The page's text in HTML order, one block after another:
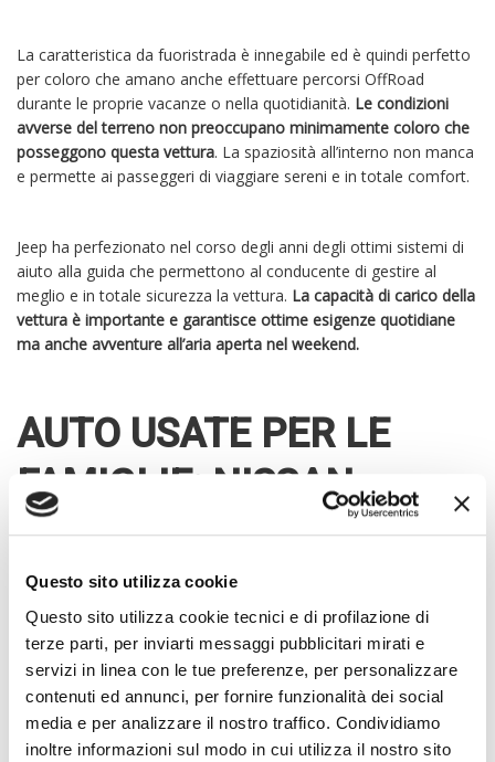
Questo sito utilizza cookie
Questo sito utilizza cookie tecnici e di profilazione di
terze parti, per inviarti messaggi pubblicitari mirati e
servizi in linea con le tue preferenze, per personalizzare
contenuti ed annunci, per fornire funzionalità dei social
media e per analizzare il nostro traffico. Condividiamo
inoltre informazioni sul modo in cui utilizza il nostro sito
La caratteristica da fuoristrada è innegabile ed è quindi perfetto
per coloro che amano anche effettuare percorsi OffRoad
durante le proprie vacanze o nella quotidianità. Le condizioni
avverse del terreno non preoccupano minimamente coloro che
posseggono questa vettura. La spaziosità all’interno non manca
e permette ai passeggeri di viaggiare sereni e in totale comfort.
Jeep ha perfezionato nel corso degli anni degli ottimi sistemi di
aiuto alla guida che permettono al conducente di gestire al
meglio e in totale sicurezza la vettura. La capacità di carico della
vettura è importante e garantisce ottime esigenze quotidiane
ma anche avventure all’aria aperta nel weekend.
AUTO USATE PER LE
FAMIGLIE: NISSAN
QASHQAI
Un Suv dalle grandi dimensioni che è perfetto per essere
utilizzato dalla famiglia nella quotidianità in città è sicuramente il
Qashqai.Nissan è sinonimo di qualità realizzativa e costi
contenuti.Affidabile e con dotazioni tecnologiche di sicurezza
innovative, questo veicolo è sicuramente molto confortevole e
perfetto per le famiglie numerose. Ogni viaggio è reso piacevole
esicuro grazie alle notevoli innovazioni introdotte man mano